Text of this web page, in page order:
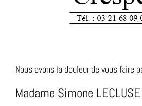
Nous avons la douleur de vous faire
Madame Simone LECLUSE